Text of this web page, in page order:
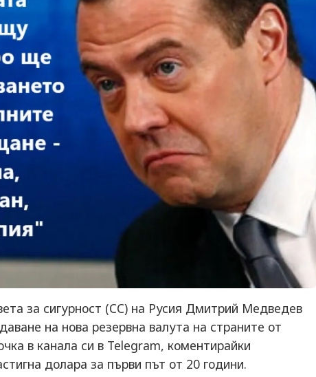
за сигурност (СС) на Русия Дмитрий Медведев
на нова резервна валута на страните от
в канала си в Telegram, коментирайки
долара за първи път от 20 години.